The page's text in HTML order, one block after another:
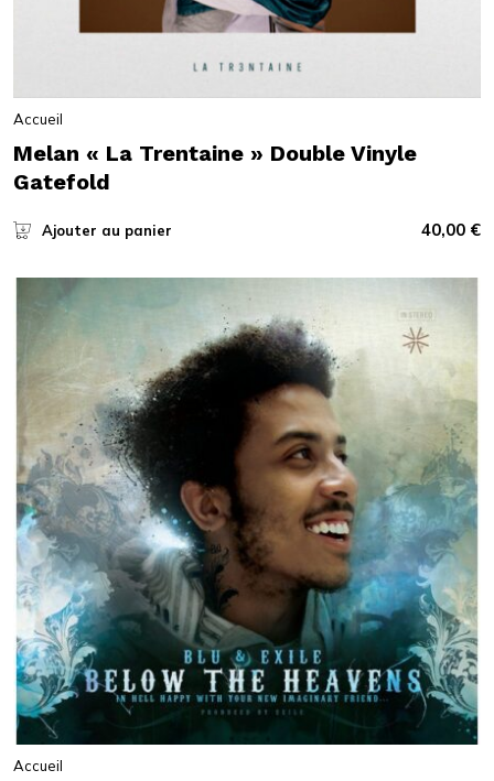
Accueil
Melan « La Trentaine » Double Vinyle
Gatefold
Ajouter au panier 40,00 €
Accueil